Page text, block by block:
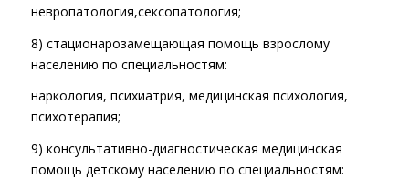
невропатология,сексопатология;
8) стационарозамещающая помощь взрослому
населению по специальностям:
наркология, психиатрия, медицинская психология,
психотерапия;
9) консультативно-диагностическая медицинская
помощь детскому населению по специальностям: